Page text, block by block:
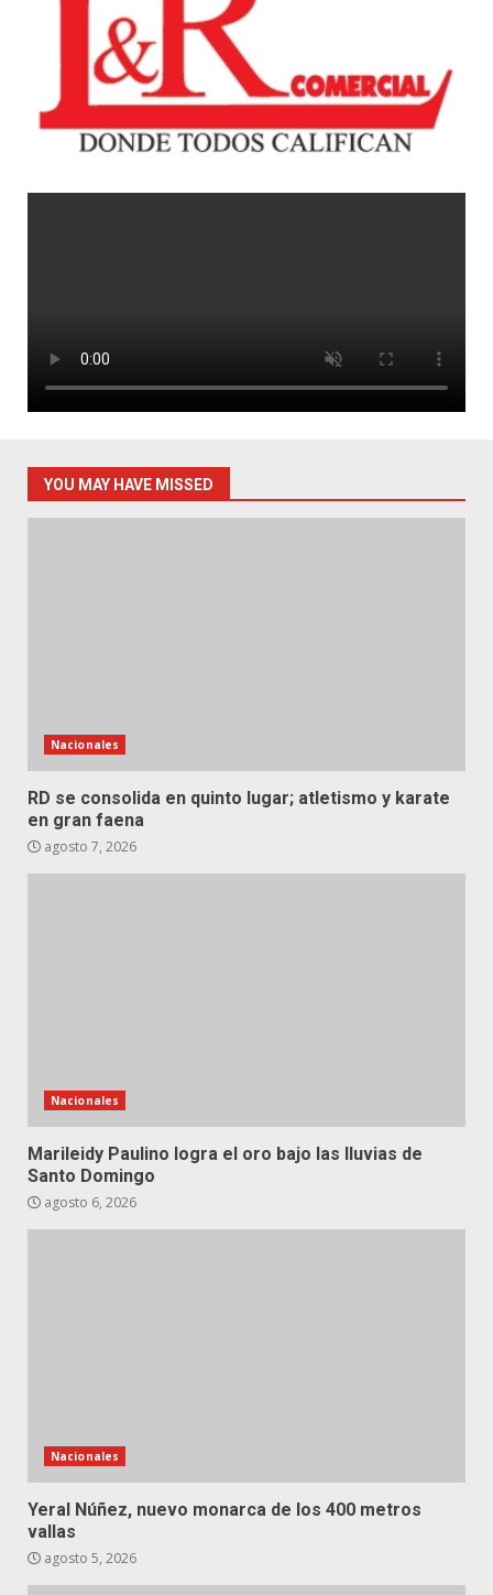
YOU MAY HAVE MISSED
Nacionales
RD se consolida en quinto lugar; atletismo y karate
en gran faena
agosto 7, 2026
Nacionales
Marileidy Paulino logra el oro bajo las lluvias de
Santo Domingo
agosto 6, 2026
Nacionales
Yeral Núñez, nuevo monarca de los 400 metros
vallas
agosto 5, 2026